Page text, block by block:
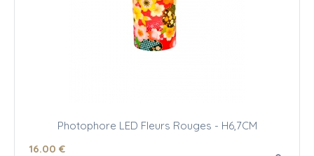
Photophore LED Fleurs Rouges - H6,7CM
16.00 €